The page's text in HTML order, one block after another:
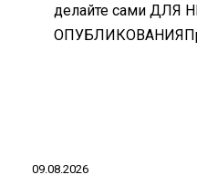
делайте сами ДЛЯ
09.08.2026